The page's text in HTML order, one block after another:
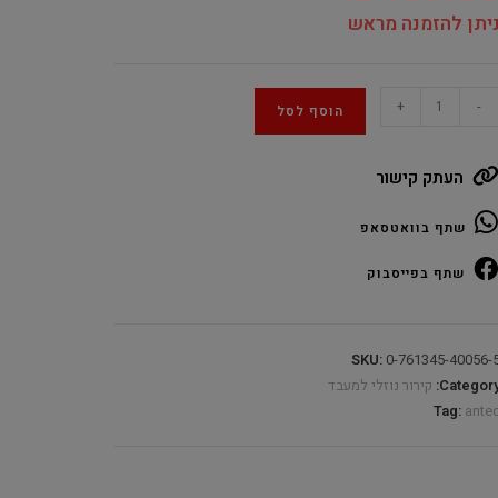
ניתן להזמנה מראש
360
WHITE
ARGB
quantity
-
+ הוסף לסל
העתק קישור
שתף בוואטסאפ
שתף בפייסבוק
SKU: 0-761345-40056-
קירור נוזלי למעבד
Tag: